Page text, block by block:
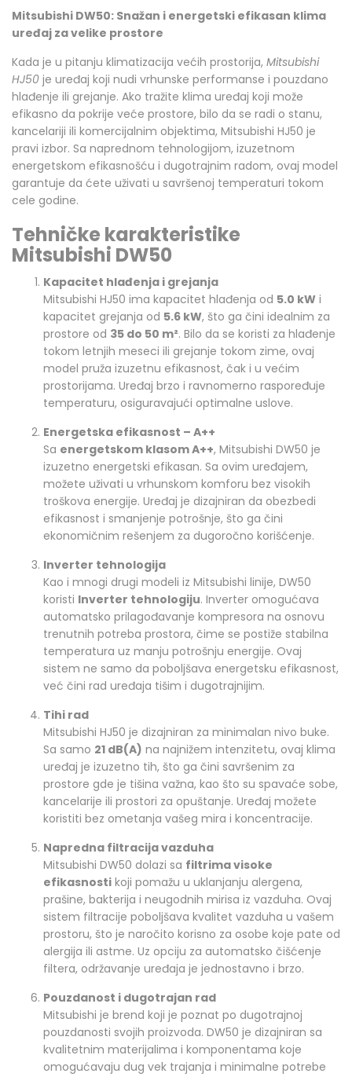
Mitsubishi DW50: Snažan i energetski efikasan klima
uređaj za velike prostore
Kada je u pitanju klimatizacija većih prostorija, Mitsubishi
HJ50 je uređaj koji nudi vrhunske performanse i pouzdano
hlađenje ili grejanje. Ako tražite klima uređaj koji može
efikasno da pokrije veće prostore, bilo da se radi o stanu,
kancelariji ili komercijalnim objektima, Mitsubishi HJ50 je
pravi izbor. Sa naprednom tehnologijom, izuzetnom
energetskom efikasnošću i dugotrajnim radom, ovaj model
garantuje da ćete uživati u savršenoj temperaturi tokom
cele godine.
Tehničke karakteristike
Mitsubishi DW50
Kapacitet hlađenja i grejanja
Mitsubishi HJ50 ima kapacitet hlađenja od 5.0 kW i
kapacitet grejanja od 5.6 kW, što ga čini idealnim za
prostore od 35 do 50 m². Bilo da se koristi za hlađenje
tokom letnjih meseci ili grejanje tokom zime, ovaj
model pruža izuzetnu efikasnost, čak i u većim
prostorijama. Uređaj brzo i ravnomerno raspoređuje
temperaturu, osiguravajući optimalne uslove.
Energetska efikasnost – A++
Sa energetskom klasom A++, Mitsubishi DW50 je
izuzetno energetski efikasan. Sa ovim uređajem,
možete uživati u vrhunskom komforu bez visokih
troškova energije. Uređaj je dizajniran da obezbedi
efikasnost i smanjenje potrošnje, što ga čini
ekonomičnim rešenjem za dugoročno korišćenje.
Inverter tehnologija
Kao i mnogi drugi modeli iz Mitsubishi linije, DW50
koristi Inverter tehnologiju. Inverter omogućava
automatsko prilagođavanje kompresora na osnovu
trenutnih potreba prostora, čime se postiže stabilna
temperatura uz manju potrošnju energije. Ovaj
sistem ne samo da poboljšava energetsku efikasnost,
već čini rad uređaja tišim i dugotrajnijim.
Tihi rad
Mitsubishi HJ50 je dizajniran za minimalan nivo buke.
Sa samo 21 dB(A) na najnižem intenzitetu, ovaj klima
uređaj je izuzetno tih, što ga čini savršenim za
prostore gde je tišina važna, kao što su spavaće sobe,
kancelarije ili prostori za opuštanje. Uređaj možete
koristiti bez ometanja vašeg mira i koncentracije.
Napredna filtracija vazduha
Mitsubishi DW50 dolazi sa filtrima visoke
efikasnosti koji pomažu u uklanjanju alergena,
prašine, bakterija i neugodnih mirisa iz vazduha. Ovaj
sistem filtracije poboljšava kvalitet vazduha u vašem
prostoru, što je naročito korisno za osobe koje pate od
alergija ili astme. Uz opciju za automatsko čišćenje
filtera, održavanje uređaja je jednostavno i brzo.
Pouzdanost i dugotrajan rad
Mitsubishi je brend koji je poznat po dugotrajnoj
pouzdanosti svojih proizvoda. DW50 je dizajniran sa
kvalitetnim materijalima i komponentama koje
omogućavaju dug vek trajanja i minimalne potrebe